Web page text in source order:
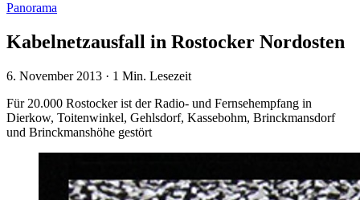
Panorama
Kabelnetzausfall in Rostocker Nordosten
6. November 2013 · 1 Min. Lesezeit
Für 20.000 Rostocker ist der Radio- und Fernsehempfang in
Dierkow, Toitenwinkel, Gehlsdorf, Kassebohm, Brinckmansdorf
und Brinckmanshöhe gestört